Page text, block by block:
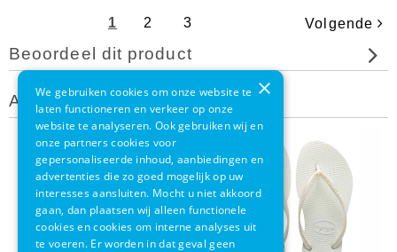
1 2 3 Volgende
Beoordeel dit product
Andere klanten bekeken ook ×
We gebruiken cookies om onze website te
laten functioneren en verkeer op onze
website te analyseren. Ook gebruiken wij en
onze partners cookies voor
gepersonaliseerde inhoud, aanbiedingen en
advertenties die zo goed mogelijk op uw
interesses aansluiten. Mocht u niet akkoord
gaan, dan plaatsen wij alleen functionele
cookies en cookies om interne analyses uit
te voeren. Er worden in dat geval geen